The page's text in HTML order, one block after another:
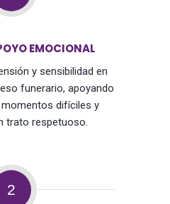
EMOCIONAL
y sensibilidad en
funerario, apoyando
difíciles y
trato respetuoso.
2